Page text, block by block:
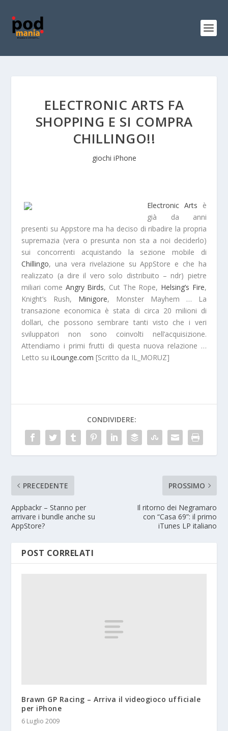
ELECTRONIC ARTS FA
SHOPPING E SI COMPRA
CHILLINGO!!
giochi iPhone
Electronic Arts è
già da anni
presenti su Appstore ma ha deciso di ribadire la propria
supremazia (vera o presunta non sta a noi deciderlo)
sui concorrenti acquistando la sezione mobile di
Chillingo, una vera rivelazione su AppStore e che ha
realizzato (a dire il vero solo distribuito – ndr) pietre
miliari come Angry Birds, Cut The Rope, Helsing’s Fire,
Knight’s Rush, Minigore, Monster Mayhem … La
transazione economica è stata di circa 20 milioni di
dollari, che possono sembrare tanti visto che i veri
sviluppatori non sono coinvolti nell’acquisizione.
Attendiamo i primi frutti di questa nuova relazione …
Letto suiLounge.com [Scritto da IL_MORUZ]
CONDIVIDERE:
PRECEDENTE
Appbackr – Stanno per
arrivare i bundle anche su
AppStore?
PROSSIMO
Il ritorno dei Negramaro
con “Casa 69”: il primo
iTunes LP italiano
POST CORRELATI
Brawn GP Racing – Arriva il videogioco ufficiale
per iPhone
6 Luglio 2009